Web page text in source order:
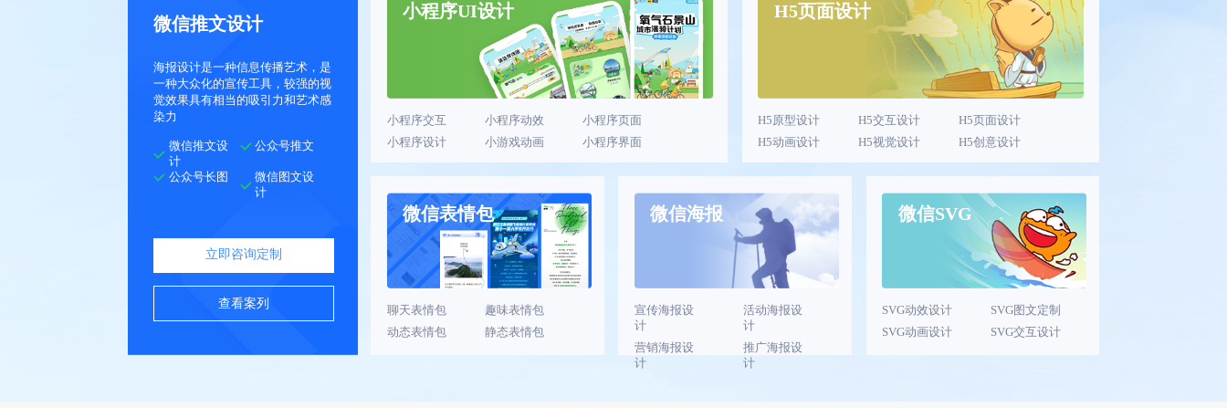
微信推文设计
海报设计是一种信息传播艺术，是
一种大众化的宣传工具，较强的视
觉效果具有相当的吸引力和艺术感
染力
微信推文设
计
公众号推文
公众号长图
微信图文设
计
立即咨询定制
查看案列
小程序UI设计
小程序交互 小程序动效
小程序页面
小程序设计
小游戏动画 小程序界面
H5页面设计
H5原型设计 H5交互设计
H5页面设计
H5动画设计
H5视觉设计 H5创意设计
微信表情包
聊天表情包
趣味表情包
动态表情包
静态表情包
微信海报
宣传海报设
计
活动海报设
计
营销海报设
计
推广海报设
计
微信SVG
SVG动效设计
SVG图文定制
SVG动画设计
SVG交互设计